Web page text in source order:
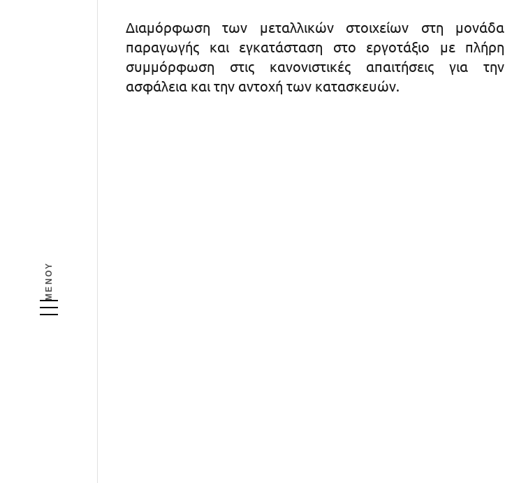
Διαμόρφωση των μεταλλικών στοιχείων στη μονάδα
παραγωγής και εγκατάσταση στο εργοτάξιο με πλήρη
συμμόρφωση στις κανονιστικές απαιτήσεις για την
ασφάλεια και την αντοχή των κατασκευών.